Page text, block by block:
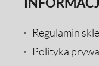
Regulamin
Polityka